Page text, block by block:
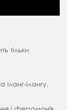
тільки
ілангу.
і феромонів.